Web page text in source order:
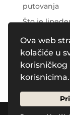
Ova web
kolačiće u
korisničkog
korisnicima.
putovanja
Što je
Njega
Recent